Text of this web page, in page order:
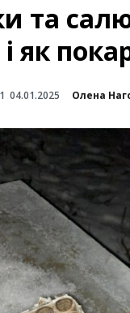
та
і як
04.01.2025 Олена